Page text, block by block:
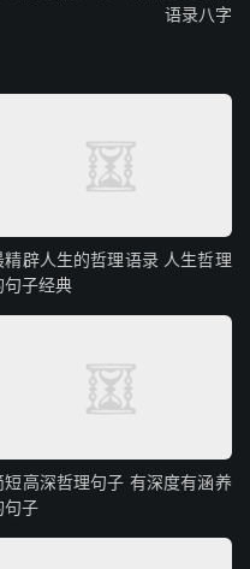
语录八字
精辟人生的哲理语录 人生哲理
句子经典
短高深哲理句子 有深度有涵养
句子